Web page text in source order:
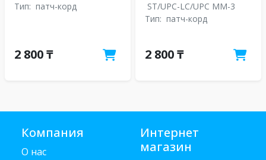
Тип: патч-корд
2 800 ₸
ST/UPC-LC/UPC MM-3
Тип: патч-корд
2 800 ₸
Компания
О нас
Интернет
магазин